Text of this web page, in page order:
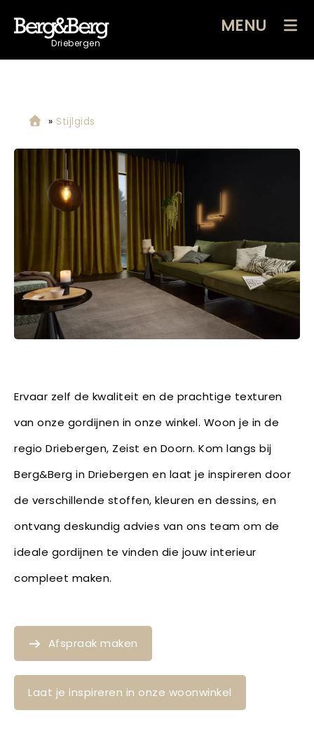
Driebergen
MENU
» Stijlgids
Ervaar zelf de kwaliteit en de prachtige texturen
van onze gordijnen in onze winkel. Woon je in de
regio Driebergen, Zeist en Doorn. Kom langs bij
Berg&Berg in Driebergen en laat je inspireren door
de verschillende stoffen, kleuren en dessins, en
ontvang deskundig advies van ons team om de
ideale gordijnen te vinden die jouw interieur
compleet maken.
Afspraak maken
Laat je inspireren in onze woonwinkel